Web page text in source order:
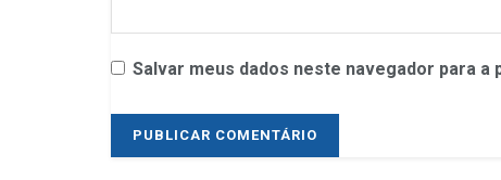
Salvar meus dados neste navegador para a